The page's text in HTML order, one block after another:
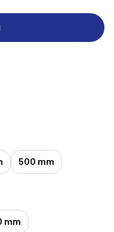
500 mm
mm